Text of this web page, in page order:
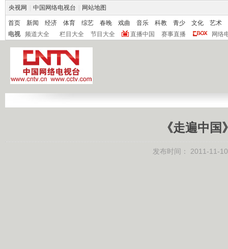
央视网 中国网络电视台 网站地图
首页 新闻 经济 体育 综艺 春晚 戏曲 音乐 科教 青少 文化
艺术
电视
频道大全 栏目大全 节目大全 直播中国 赛事直播 网络
《走遍中国
发布时间： 2011-11-